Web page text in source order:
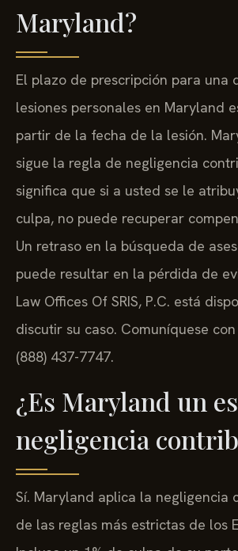
Maryland?
El plazo de prescripción para una
lesiones personales en Maryland
partir de la fecha de la lesión.
sigue la regla de negligencia
significa que si a usted se le
culpa, no puede recuperar
Un retraso en la búsqueda de
puede resultar en la pérdida de
Law Offices Of SRIS, P.C. está
discutir su caso. Comuníquese
(888) 437-7747.
¿Es Maryland un
negligencia
Sí. Maryland aplica la negligencia
de las reglas más estrictas de los